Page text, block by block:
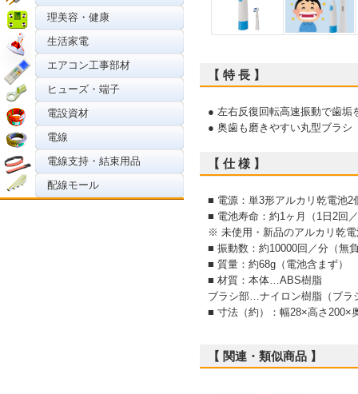
理美容・健康
生活家電
エアコン工事部材
ヒューズ・端子
電設資材
電線
電線支持・結束用品
配線モール
【 特 長 】
● 左右反復回転高速振動で歯垢
● 奥歯も磨きやすい丸型ブラシ
【 仕 様 】
■ 電源：単3形アルカリ乾電池2
■ 電池寿命：約1ヶ月（1日2回
※ 未使用・新品のアルカリ乾
■ 振動数：約10000回／分（無
■ 質量：約68g（電池含まず）
■ 材質：本体…ABS樹脂
ブラシ部…ナイロン樹脂（ブ
■ 寸法（約）：幅28×高さ200×
【 関連・類似商品 】